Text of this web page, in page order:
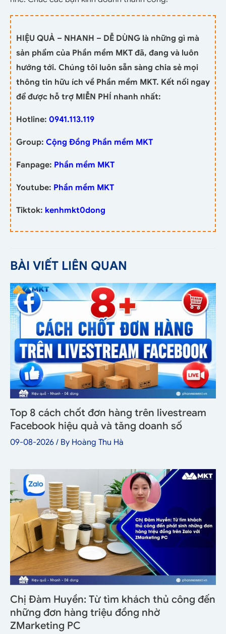
HIỆU QUẢ – NHANH – DỄ DÙNG là những gì mà
sản phẩm của Phần mềm MKT đã, đang và luôn
hướng tới. Chúng tôi luôn sẵn sàng chia sẻ mọi
thông tin hữu ích về Phần mềm MKT. Kết nối ngay
để được hỗ trợ MIỄN PHÍ nhanh nhất:
Hotline: 0941.113.119
Group: Cộng Đồng Phần mềm MKT
Fanpage: Phần mềm MKT
Youtube: Phần mềm MKT
Tiktok: kenhmkt0dong
BÀI VIẾT LIÊN QUAN
Top 8 cách chốt đơn hàng trên livestream
Facebook hiệu quả và tăng doanh số
09-08-2026 / By Hoàng Thu Hà
Chị Đàm Huyền: Từ tìm khách thủ công đến
những đơn hàng triệu đồng nhờ
ZMarketing PC